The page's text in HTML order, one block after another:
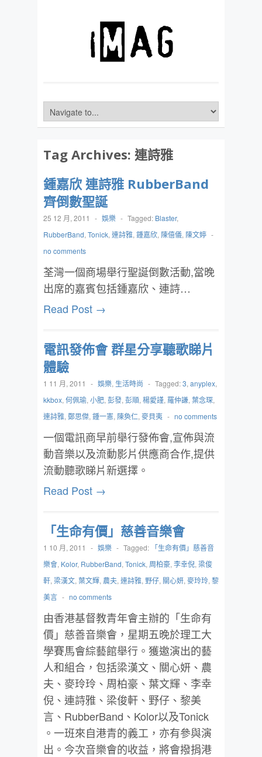
Tag Archives: 連詩雅
鍾嘉欣 連詩雅 RubberBand
齊倒數聖誕
25 12 月, 2011 - 娛樂 - Tagged: Blaster,
RubberBand, Tonick, 連詩雅, 鍾嘉欣, 陳僖儀, 陳文婷 -
no comments
荃灣一個商場舉行聖誕倒數活動,當晚
出席的嘉賓包括鍾嘉欣、連詩…
Read Post →
電訊發佈會 群星分享聽歌睇片
體驗
1 11 月, 2011 - 娛樂, 生活時尚 - Tagged:3, anyplex,
kkbox, 何佩瑜, 小肥, 彭發, 彭順, 楊愛謹, 羅仲謙, 葉念琛,
連詩雅, 鄭思傑, 鍾一憲, 陳奐仁, 麥貝夷 - no comments
一個電訊商早前舉行發佈會,宣佈與流
動音樂以及流動影片供應商合作,提供
流動聽歌睇片新選擇。
Read Post →
「生命有價」慈善音樂會
1 10 月, 2011 - 娛樂 - Tagged: 「生命有價」慈善音
樂會, Kolor, RubberBand, Tonick, 周柏豪, 李幸倪, 梁俊
軒, 梁漢文, 葉文輝, 農夫, 連詩雅, 野仔, 關心妍, 麥玲玲, 黎
美言 - no comments
由香港基督教青年會主辦的「生命有
價」慈善音樂會，星期五晚於理工大
學賽馬會綜藝館舉行。獲邀演出的藝
人和組合，包括梁漢文、關心妍、農
夫、麥玲玲、周柏豪、葉文輝、李幸
倪、連詩雅、梁俊軒、野仔、黎美
言、RubberBand、Kolor以及Tonick
。一班來自港青的義工，亦有參與演
出。今次音樂會的收益，將會撥捐港